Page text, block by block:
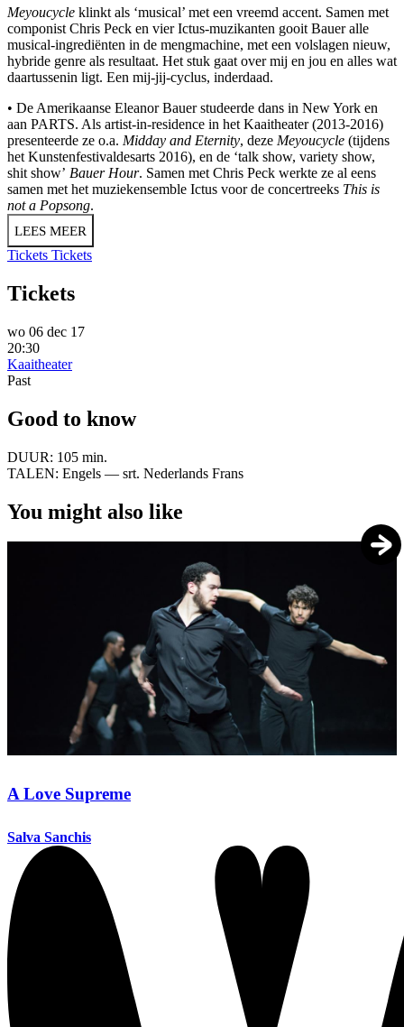
Meyoucycle klinkt als ‘musical’ met een vreemd accent. Samen met
componist Chris Peck en vier Ictus-muzikanten gooit Bauer alle
musical-ingrediënten in de mengmachine, met een volslagen nieuw,
hybride genre als resultaat. Het stuk gaat over mij en jou en alles wat
daartussenin ligt. Een mij-jij-cyclus, inderdaad.
• De Amerikaanse Eleanor Bauer studeerde dans in New York en
aan PARTS. Als artist-in-residence in het Kaaitheater (2013-2016)
presenteerde ze o.a. Midday and Eternity, deze Meyoucycle (tijdens
het Kunstenfestivaldesarts 2016), en de ‘talk show, variety show,
shit show’ Bauer Hour. Samen met Chris Peck werkte ze al eens
samen met het muziekensemble Ictus voor de concertreeks This is
not a Popsong.
LEES MEER
Tickets Tickets
Tickets
wo 06 dec 17
20:30
Kaaitheater
Past
Good to know
DUUR: 105 min.
TALEN: Engels — srt. Nederlands Frans
You might also like
A Love Supreme
Salva Sanchis